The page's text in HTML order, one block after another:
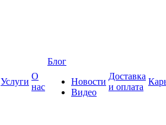
Услуги
О
нас
Блог
Новости
Видео
Доставка
и оплата